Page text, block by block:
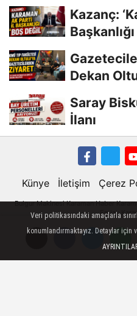
Kazanç:
Dekan
Saray
İlanı
Künye İletişim Çerez
Bulgur Makinesi KaramanHaber
Emlak
Veri politikasındaki amaçlarla
konumlandırmaktayız. Detaylar